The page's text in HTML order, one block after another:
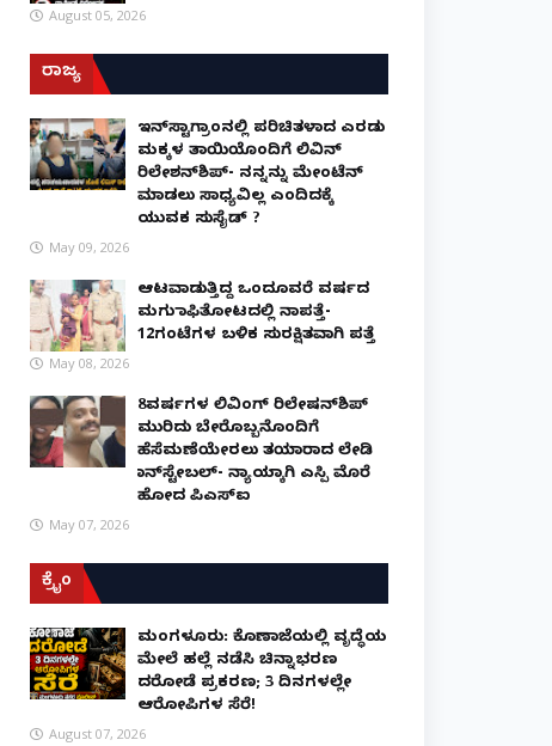
August 05, 2026
ರಾಜ್ಯ
ಇನ್​ಸ್ಟಾಗ್ರಾಂನಲ್ಲಿ ಪರಿಚಿತಳಾದ ಎರಡು
ಮಕ್ಕಳ ತಾಯಿಯೊಂದಿಗೆ ಲಿವಿನ್
ರಿಲೇಶನ್​ಶಿಪ್- ನನ್ನನ್ನು ಮೇಂಟೆನ್
ಮಾಡಲು ಸಾಧ್ಯವಿಲ್ಲ ಎಂದಿದಕ್ಕೆ
ಯುವಕ ಸುಸೈಡ್ ?
May 09, 2026
ಆಟವಾಡುತ್ತಿದ್ದ ಒಂದೂವರೆ ವರ್ಷದ
ಮಗು ಕಾಫಿತೋಟದಲ್ಲಿ ನಾಪತ್ತೆ-
12ಗಂಟೆಗಳ ಬಳಿಕ ಸುರಕ್ಷಿತವಾಗಿ ಪತ್ತೆ
May 08, 2026
8ವರ್ಷಗಳ ಲಿವಿಂಗ್‌ ರಿಲೇಷನ್‌ಶಿಪ್
ಮುರಿದು ಬೇರೊಬ್ಬನೊಂದಿಗೆ
ಹೆಸೆಮಣೆಯೇರಲು ತಯಾರಾದ ಲೇಡಿ
ಕಾನ್‌ಸ್ಟೇಬಲ್- ನ್ಯಾಯಕ್ಕಾಗಿ ಎಸ್ಪಿ ಮೊರೆ
ಹೋದ ಪಿಎಸ್ಐ
May 07, 2026
ಕ್ರೈಂ
ಮಂಗಳೂರು: ಕೊಣಾಜೆಯಲ್ಲಿ ವೃದ್ಧೆಯ
ಮೇಲೆ ಹಲ್ಲೆ ನಡೆಸಿ ಚಿನ್ನಾಭರಣ
ದರೋಡೆ ಪ್ರಕರಣ; 3 ದಿನಗಳಲ್ಲೇ
ಆರೋಪಿಗಳ ಸೆರೆ!
August 07, 2026